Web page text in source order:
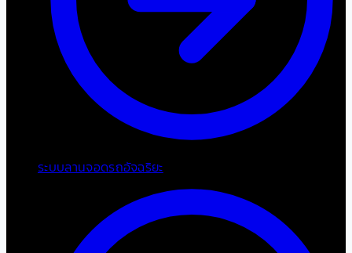
ระบบลานจอดรถอัจฉริยะ